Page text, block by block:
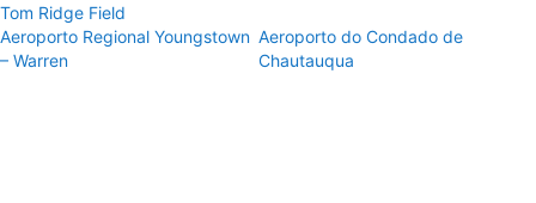
Tom Ridge Field
Aeroporto Regional Youngstown
– Warren
Aeroporto do Condado de
Chautauqua